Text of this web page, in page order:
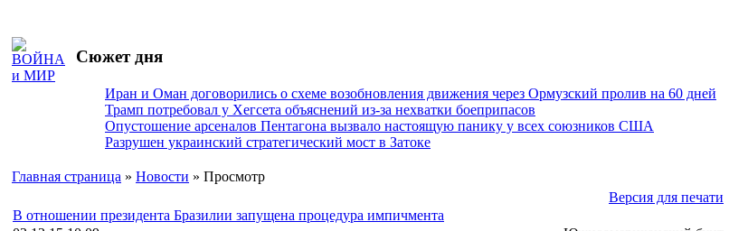
Сюжет дня
Иран и Оман договорились о схеме возобновления движения через Ормузский пролив на 60 дней
Трамп потребовал у Хегсета объяснений из-за нехватки боеприпасов
Опустошение арсеналов Пентагона вызвало настоящую панику у всех союзников США
Разрушен украинский стратегический мост в Затоке
Главная страница » Новости » Просмотр
Версия для печати
В отношении президента Бразилии запущена процедура импичмента